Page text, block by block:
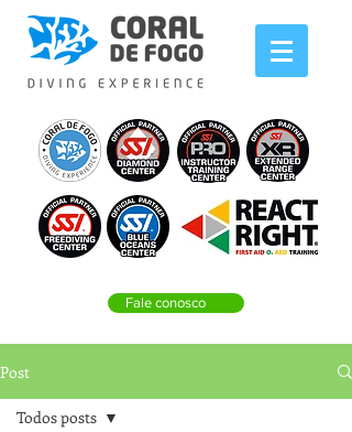
Fale conosco
Post
Todos posts